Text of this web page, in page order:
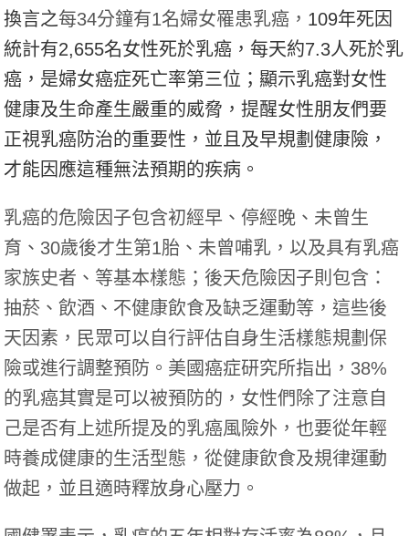
換言之每34分鐘有1名婦女罹患乳癌， 109年死因
統計有2,655名女性死於乳癌，每天約7.3人死於乳
癌，是婦女癌症死亡率第三位；顯示乳癌對女性
健康及生命產生嚴重的威脅，提醒女性朋友們要
正視乳癌防治的重要性，並且及早規劃健康險，
才能因應這種無法預期的疾病。
乳癌的危險因子包含初經早、停經晚、未曾生
育、30歲後才生第1胎、未曾哺乳，以及具有乳癌
家族史者、等基本樣態；後天危險因子則包含：
抽菸、飲酒、不健康飲食及缺乏運動等，這些後
天因素，民眾可以自行評估自身生活樣態規劃保
險或進行調整預防。美國癌症研究所指出，38%
的乳癌其實是可以被預防的，女性們除了注意自
己是否有上述所提及的乳癌風險外，也要從年輕
時養成健康的生活型態，從健康飲食及規律運動
做起，並且適時釋放身心壓力。